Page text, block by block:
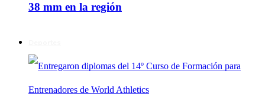
38 mm en la región